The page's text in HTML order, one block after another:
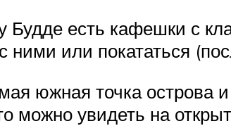
есть кафешки с
ними или покататься
южная точка острова и
можно увидеть на